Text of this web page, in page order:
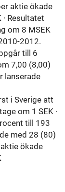
aktie ökade
Resultatet
om 8 MSEK
2012.
till 6
7,00 (8,00)
lanserade
i Sverige att
om 1 SEK ·
till 193
med 28 (80)
ökade